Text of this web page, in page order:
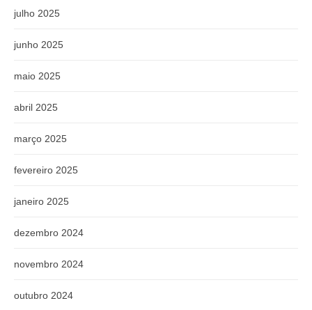
julho 2025
junho 2025
maio 2025
abril 2025
março 2025
fevereiro 2025
janeiro 2025
dezembro 2024
novembro 2024
outubro 2024